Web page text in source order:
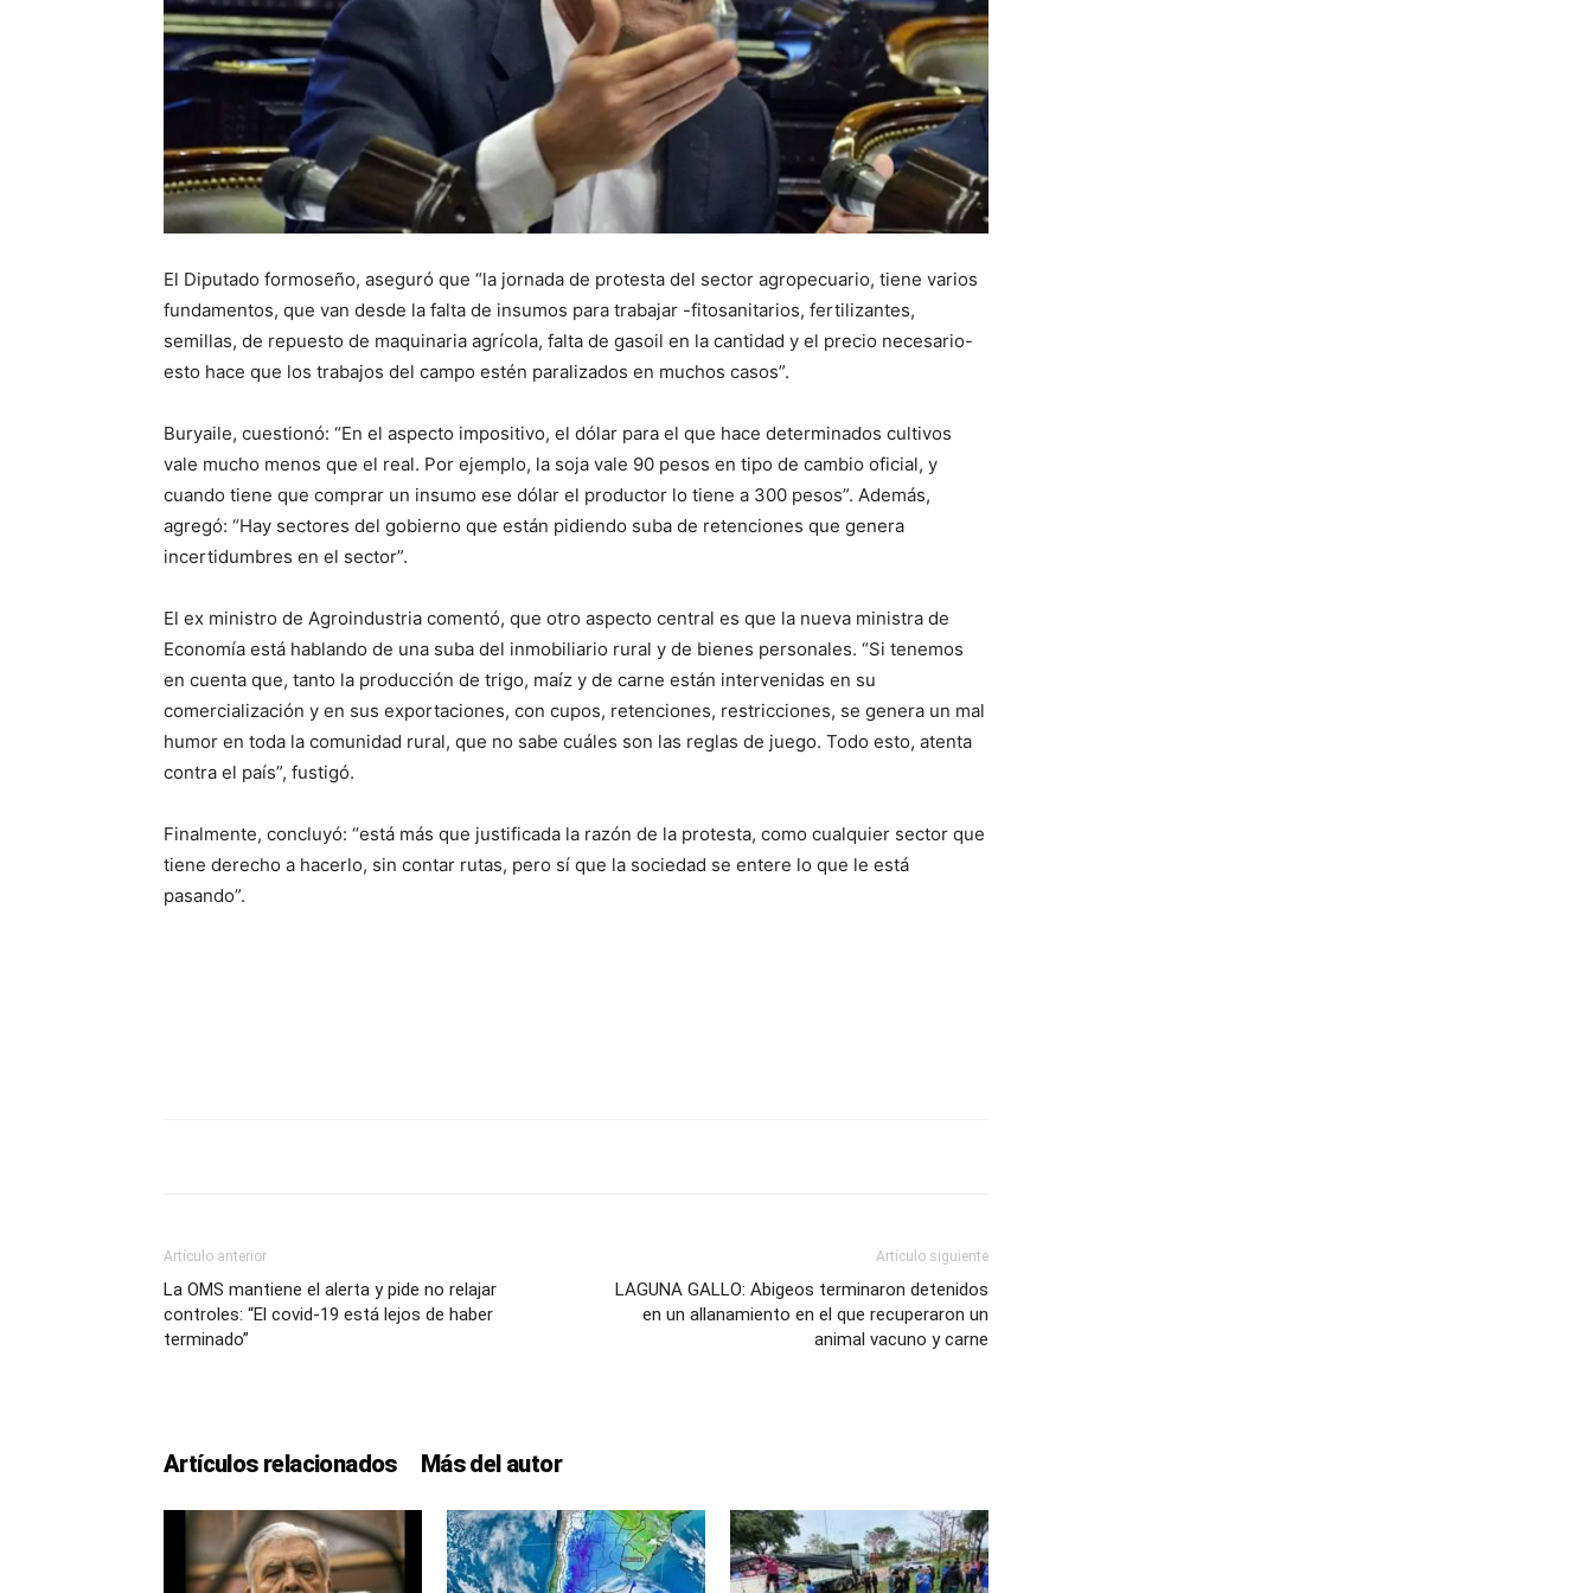
::
La
Verdad
es
lo
El Diputado formoseño, aseguró que “la jornada de protesta del sector agropecuario, tiene varios
fundamentos, que van desde la falta de insumos para trabajar -fitosanitarios, fertilizantes,
semillas, de repuesto de maquinaria agrícola, falta de gasoil en la cantidad y el precio necesario-
esto hace que los trabajos del campo estén paralizados en muchos casos”.
Buryaile, cuestionó: “En el aspecto impositivo, el dólar para el que hace determinados cultivos
vale mucho menos que el real. Por ejemplo, la soja vale 90 pesos en tipo de cambio oficial, y
cuando tiene que comprar un insumo ese dólar el productor lo tiene a 300 pesos”. Además,
agregó: “Hay sectores del gobierno que están pidiendo suba de retenciones que genera
incertidumbres en el sector”.
El ex ministro de Agroindustria comentó, que otro aspecto central es que la nueva ministra de
Economía está hablando de una suba del inmobiliario rural y de bienes personales. “Si tenemos
en cuenta que, tanto la producción de trigo, maíz y de carne están intervenidas en su
comercialización y en sus exportaciones, con cupos, retenciones, restricciones, se genera un mal
humor en toda la comunidad rural, que no sabe cuáles son las reglas de juego. Todo esto, atenta
contra el país”, fustigó.
Finalmente, concluyó: “está más que justificada la razón de la protesta, como cualquier sector que
tiene derecho a hacerlo, sin contar rutas, pero sí que la sociedad se entere lo que le está
pasando”.
Artículo anterior
La OMS mantiene el alerta y pide no relajar
controles: “El covid-19 está lejos de haber
terminado”
Artículo siguiente
LAGUNA GALLO: Abigeos terminaron detenidos
en un allanamiento en el que recuperaron un
animal vacuno y carne
Artículos relacionados Más del autor